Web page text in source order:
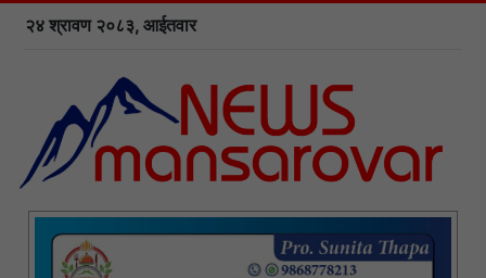
२४ श्रावण २०८३, आईतवार